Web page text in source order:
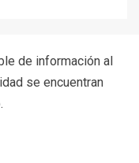
de información al
se encuentran